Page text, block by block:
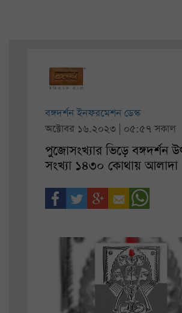
বঙ্গদর্শন ইনফরমেশন ডেস্ক
অক্টোবর ১৬.২০২৩ | ০৫:৫৭ সকাল
পুজোসংখ্যার ভিড়ে বঙ্গদর্শন
সংখ্যা ১৪৩০ কোথায় আলাদা